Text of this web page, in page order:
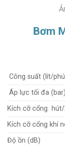
Bơm
Công suất (lít/
Áp lực tối đa (bar)
Kích cỡ cổng
Kích cỡ cổng khí
Độ ồn (dB)